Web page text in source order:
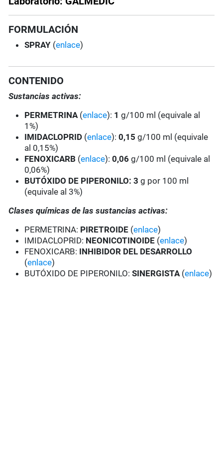
FORMULACIÓN
SPRAY (enlace)
CONTENIDO
Sustancias activas:
PERMETRINA(enlace): 1g/100 ml (equivale al
1%)
IMIDACLOPRID (enlace):0,15g/100 ml (equivale
al 0,15%)
FENOXICARB (enlace):0,06g/100 ml (equivale al
0,06%)
BUTÓXIDO DE PIPERONILO: 3 g por 100 ml
(equivale al 3%)
Clases químicas de las sustancias activas:
PERMETRINA: PIRETROIDE (enlace)
IMIDACLOPRID: NEONICOTINOIDE (enlace)
FENOXICARB: INHIBIDOR DEL DESARROLLO
(enlace)
BUTÓXIDO DE PIPERONILO:SINERGISTA(enlace)